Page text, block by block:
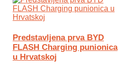
Predstavljena prva BYD
FLASH Charging punionica
u Hrvatskoj